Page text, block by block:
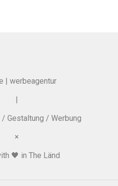
| werbeagentur
|
/ Gestaltung / Werbung
×
🖤 in The Länd